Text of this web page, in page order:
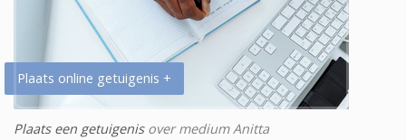
Plaats online getuigenis +
Plaats een getuigenisover medium Anitta